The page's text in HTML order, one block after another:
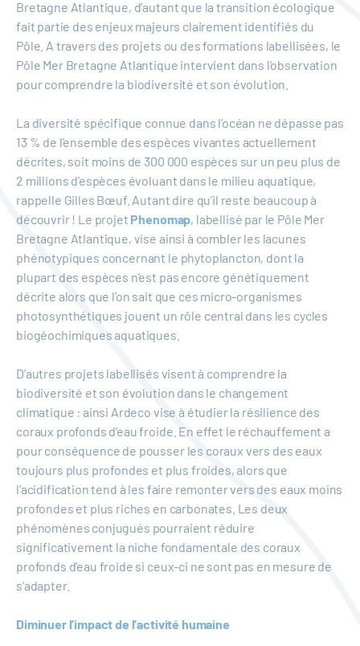
Bretagne Atlantique, d’autant que la transition écologique
fait partie des enjeux majeurs clairement identifiés du
Pôle. A travers des projets ou des formations labellisées, le
Pôle Mer Bretagne Atlantique intervient dans l’observation
pour comprendre la biodiversité et son évolution.
La diversité spécifique connue dans l’océan ne dépasse pas
13 % de l’ensemble des espèces vivantes actuellement
décrites, soit moins de 300 000 espèces sur un peu plus de
2 millions d’espèces évoluant dans le milieu aquatique,
rappelle Gilles Bœuf. Autant dire qu’il reste beaucoup à
découvrir ! Le projet Phenomap, labellisé par le Pôle Mer
Bretagne Atlantique, vise ainsi à combler les lacunes
phénotypiques concernant le phytoplancton, dont la
plupart des espèces n’est pas encore génétiquement
décrite alors que l’on sait que ces micro-organismes
photosynthétiques jouent un rôle central dans les cycles
biogéochimiques aquatiques.
D’autres projets labellisés visent à comprendre la
biodiversité et son évolution dans le changement
climatique : ainsi Ardeco vise à étudier la résilience des
coraux profonds d’eau froide. En effet le réchauffement a
pour conséquence de pousser les coraux vers des eaux
toujours plus profondes et plus froides, alors que
l’acidification tend à les faire remonter vers des eaux moins
profondes et plus riches en carbonates. Les deux
phénomènes conjugués pourraient réduire
significativement la niche fondamentale des coraux
profonds d’eau froide si ceux-ci ne sont pas en mesure de
s’adapter.
Diminuer l’impact de l’activité humaine